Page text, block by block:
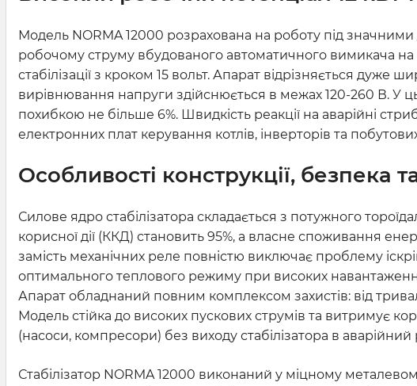
Модель NORMA 12000 розрахована на роботу під
робочому струму вбудованого автоматичного вимикача
стабілізації з кроком 15 вольт. Апарат відрізняється
вирівнювання напруги здійснюється в межах 120-260 В. У
похибкою не більше 6%. Швидкість реакції на аварійні
електронних плат керування котлів, інверторів та
Особливості конструкції, безпека
Силове ядро стабілізатора складається з потужного
корисної дії (ККД) становить 95%, а власне споживання
замість механічних реле повністю виключає проблему
оптимального теплового режиму при високих
Апарат обладнаний повним комплексом захистів: від
Модель стійка до високих пускових струмів та витримує
(насоси, компресори) без виходу стабілізатора в
Стабілізатор NORMA 12000 виконаний у міцному